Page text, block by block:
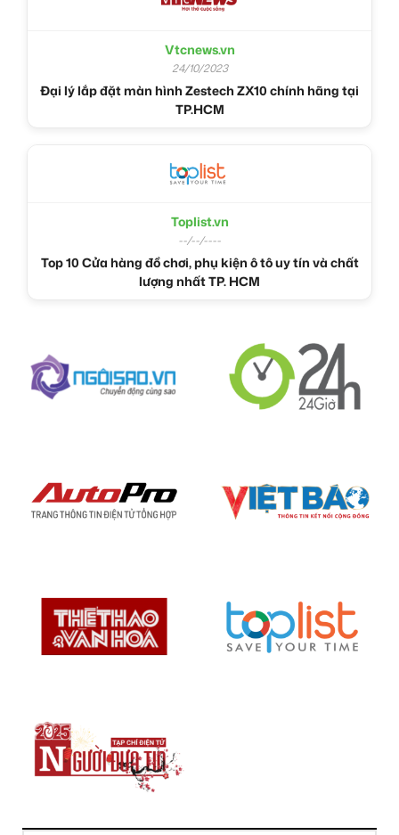
Vtcnews.vn
24/10/2023
Đại lý lắp đặt màn hình Zestech ZX10 chính hãng tại
TP.HCM
Toplist.vn
--/--/----
Top 10 Cửa hàng đồ chơi, phụ kiện ô tô uy tín và chất
lượng nhất TP. HCM